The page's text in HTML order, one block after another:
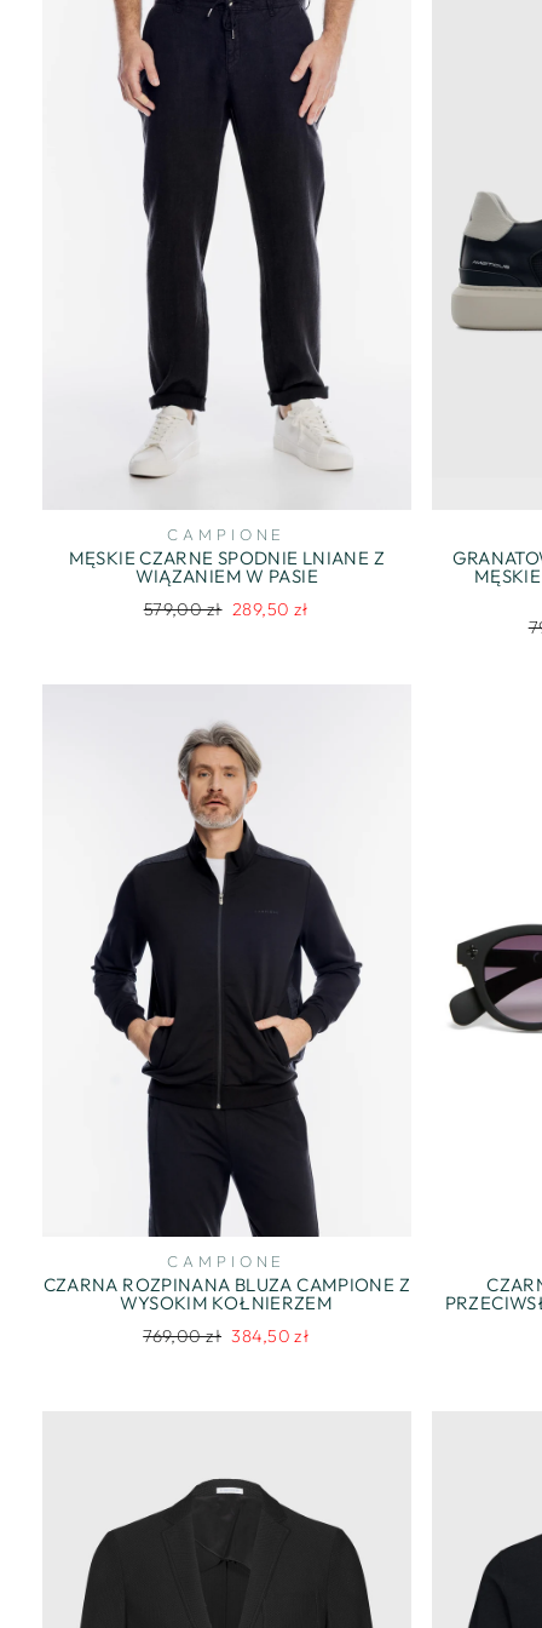
CAMPIONE
MĘSKIE CZARNE SPODNIE LNIANE Z
WIĄZANIEM W PASIE
Regularna
579,00 zł Cena
289,50 zł
CAMPIONE
CZARNA ROZPINANA BLUZA CAMPIONE Z
WYSOKIM KOŁNIERZEM
Regularna
769,00 zł Cena
384,50 zł